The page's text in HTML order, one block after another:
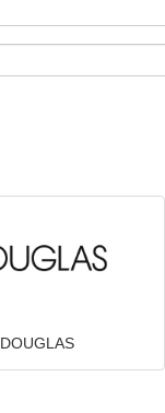
DOUGLAS